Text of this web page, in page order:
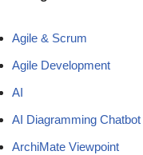
Agile & Scrum
Agile Development
AI
AI Diagramming Chatbot
ArchiMate Viewpoint